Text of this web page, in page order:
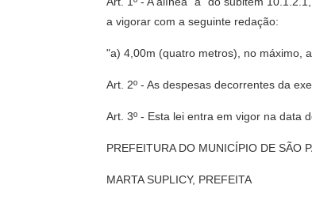
a vigorar com a seguinte redação:
"a) 4,00m (quatro metros), no máximo,
Art. 2º - As despesas decorrentes da
Art. 3º - Esta lei entra em vigor na data
PREFEITURA DO MUNICÍPIO DE SÃO
MARTA SUPLICY, PREFEITA